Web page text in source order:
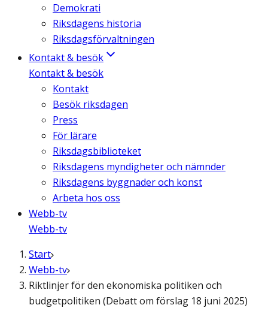
Demokrati
Riksdagens historia
Riksdagsförvaltningen
Kontakt & besök
Kontakt & besök
Kontakt
Besök riksdagen
Press
För lärare
Riksdagsbiblioteket
Riksdagens myndigheter och nämnder
Riksdagens byggnader och konst
Arbeta hos oss
Webb-tv
Webb-tv
Start
Webb-tv
Riktlinjer för den ekonomiska politiken och
budgetpolitiken (Debatt om förslag 18 juni 2025)